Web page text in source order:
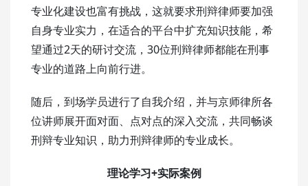
专业化建设也富有挑战，这就要求刑辩律师要加强
自身专业实力，在适合的平台中扩充知识技能，希
望通过2天的研讨交流，30位刑辩律师都能在刑事
专业的道路上向前行进。
随后，到场学员进行了自我介绍，并与京师律所各
位讲师展开面对面、点对点的深入交流，共同畅谈
刑辩专业知识，助力刑辩律师的专业成长。
理论学习+实际案例